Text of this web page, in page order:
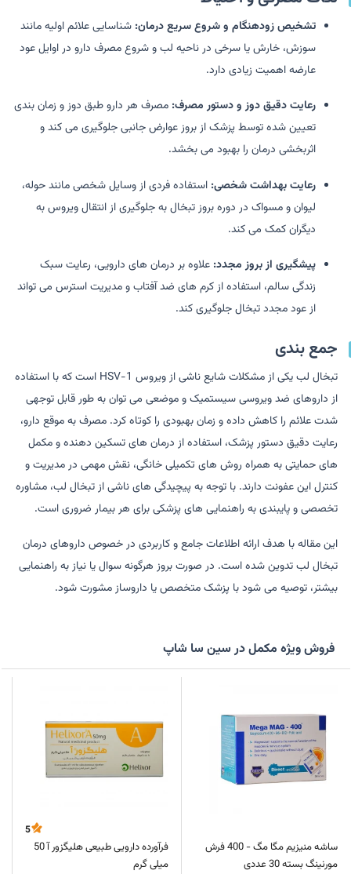
تشخیص زودهنگام و شروع سریع درمان:شناسایی علائم اولیه مانند
سوزش، خارش یا سرخی در ناحیه لب و شروع مصرف دارو در اوایل عود
عارضه اهمیت زیادی دارد.
رعایت دقیق دوز و دستور مصرف:مصرف هر دارو طبق دوز و زمان بندی
تعیین شده توسط پزشک از بروز عوارض جانبی جلوگیری می کند و
اثربخشی درمان را بهبود می بخشد.
رعایت بهداشت شخصی:استفاده فردی از وسایل شخصی مانند حوله،
لیوان و مسواک در دوره بروز تبخال به جلوگیری از انتقال ویروس به
دیگران کمک می کند.
پیشگیری از بروز مجدد:علاوه بر درمان های دارویی، رعایت سبک
زندگی سالم، استفاده از کرم های ضد آفتاب و مدیریت استرس می تواند
از عود مجدد تبخال جلوگیری کند.
جمع بندی
تبخال لب یکی از مشکلات شایع ناشی از ویروس HSV-1 است که با استفاده
از داروهای ضد ویروسی سیستمیک و موضعی می توان به طور قابل توجهی
شدت علائم را کاهش داده و زمان بهبودی را کوتاه کرد. مصرف به موقع دارو،
رعایت دقیق دستور پزشک، استفاده از درمان های تسکین دهنده و مکمل
های حمایتی به همراه روش های تکمیلی خانگی، نقش مهمی در مدیریت و
کنترل این عفونت دارند. با توجه به پیچیدگی های ناشی از تبخال لب، مشاوره
تخصصی و پایبندی به راهنمایی های پزشکی برای هر بیمار ضروری است.
این مقاله با هدف ارائه اطلاعات جامع و کاربردی در خصوص داروهای درمان
تبخال لب تدوین شده است. در صورت بروز هرگونه سوال یا نیاز به راهنمایی
بیشتر، توصیه می شود با پزشک متخصص یا داروساز مشورت شود.
فروش ویژه مکمل در سین سا شاپ
ساشه منیزیم مگا مگ - 400 فرش
مورنینگ بسته 30 عددی
5
فرآورده دارویی طبیعی هلیگزور آ 50
میلی گرم